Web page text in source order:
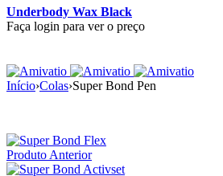
Underbody Wax Black
Faça login para ver o preço
Início›Colas›Super Bond Pen
Produto Anterior